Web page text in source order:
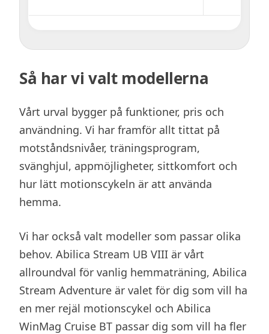
Så har vi valt modellerna
Vårt urval bygger på funktioner, pris och
användning. Vi har framför allt tittat på
motståndsnivåer, träningsprogram,
svänghjul, appmöjligheter, sittkomfort och
hur lätt motionscykeln är att använda
hemma.
Vi har också valt modeller som passar olika
behov. Abilica Stream UB VIII är vårt
allroundval för vanlig hemmaträning, Abilica
Stream Adventure är valet för dig som vill ha
en mer rejäl motionscykel och Abilica
WinMag Cruise BT passar dig som vill ha fler